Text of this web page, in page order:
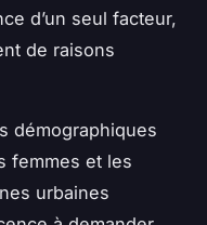
d’un seul facteur,
de raisons
démographiques
femmes et les
urbaines